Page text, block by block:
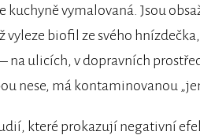
vymalovaná. Jsou
biofil ze svého
na ulicích, v dopravních
nese, má kontaminovanou
které prokazují negativní